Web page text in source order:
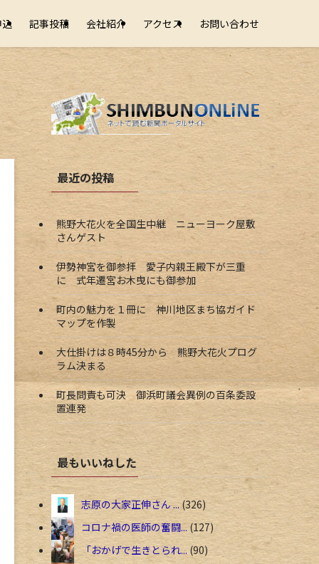
記事投稿 会社紹介 アクセス お問い合わせ
最近の投稿
熊野大花火を全国生中継 ニューヨーク屋敷
さんゲスト
伊勢神宮を御参拝 愛子内親王殿下が三重
に 式年遷宮お木曳にも御参加
町内の魅力を１冊に 神川地区まち協ガイド
マップを作製
大仕掛けは８時45分から 熊野大花火プログ
ラム決まる
町長問責も可決 御浜町議会異例の百条委設
置連発
最もいいねした
志原の大家正伸さん ... 326
コロナ禍の医師の奮闘... 127
「おかげで生きとられ... 90